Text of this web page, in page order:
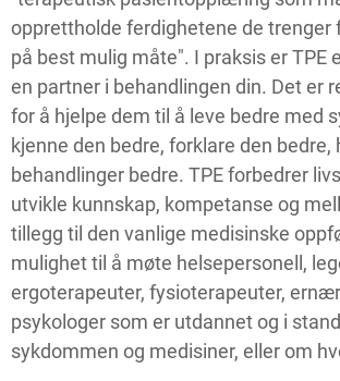
opprettholde ferdighetene de trenger
på best mulig måte". I praksis er TPE
en partner i behandlingen din. Det er
for å hjelpe dem til å leve bedre med
kjenne den bedre, forklare den
behandlinger bedre. TPE forbedrer
utvikle kunnskap, kompetanse og
tillegg til den vanlige medisinske
mulighet til å møte helsepersonell,
ergoterapeuter, fysioterapeuter,
psykologer som er utdannet og i
sykdommen og medisiner, eller om